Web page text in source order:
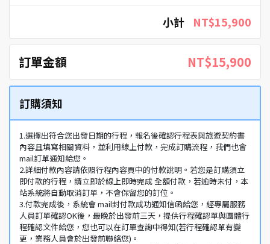
小計 NT$15,900
訂單金額 NT$15,900
訂購須知
1.選擇出符合您出發日期的行程，報名後確認行程表與旅遊契約書
內容且填寫相關資料，並利用線上付款，完成訂購流程，我們也會
mail訂單通知給您。
2.詳細付款內容請依照行程內容頁中的付款說明。若您是訂購須立
即付款的行程，請立即於線上即時完成 全額付款，若逾時未付，本
站系統將自動取消訂單，不會保留您的訂位。
3.付款完成後，系統會 mail封付款成功通知信函給您，經專屬服務
人員訂單確認OK後，最晚於出發前三天，提供行程確認單與團體行
程確認文件給您，您也可以在訂單查詢中得知(若行程確認單有變
更，業務人員會於出發前聯絡您)。